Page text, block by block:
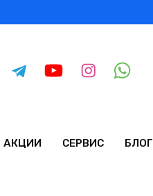
АКЦИИ СЕРВИС БЛОГ